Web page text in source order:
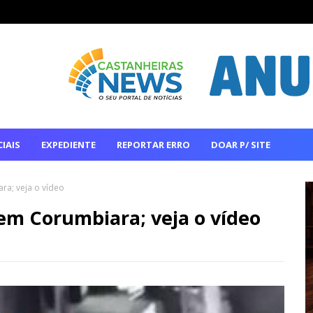
EXPEDIENTE REPORTAR ERRO DOAR P/ SITE
veja o vídeo
Corumbiara; veja o vídeo